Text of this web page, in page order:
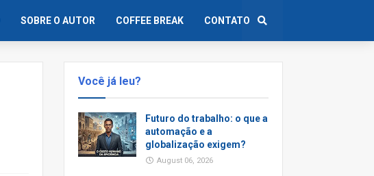
SOBRE O AUTOR COFFEE BREAK CONTATO
Você já leu?
Futuro do trabalho: o que a
automação e a
globalização exigem?
August 06, 2026